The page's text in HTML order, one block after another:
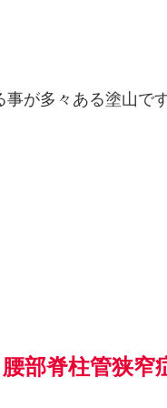
が多々ある塗山です
部脊柱管狭窄